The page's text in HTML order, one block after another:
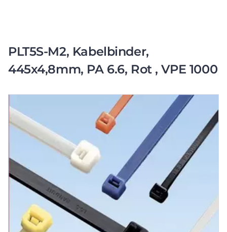
PLT5S-M2, Kabelbinder,
445x4,8mm, PA 6.6, Rot , VPE 1000